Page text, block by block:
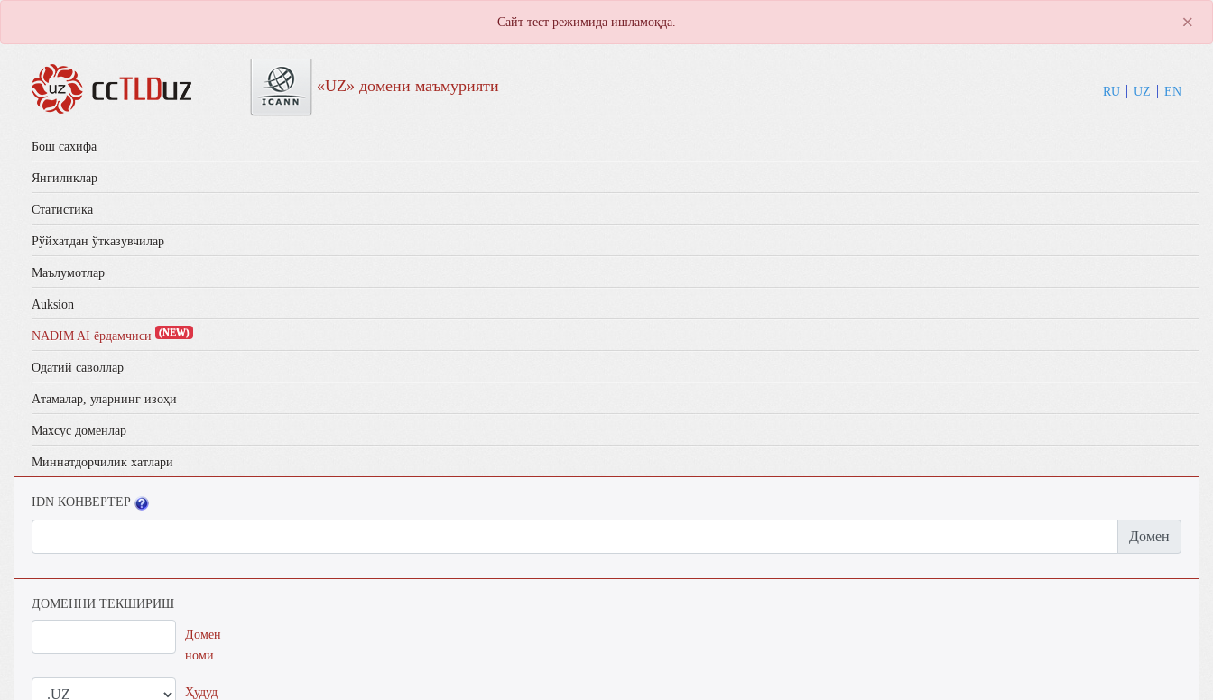
Сайт тест режимида ишламоқда. ×
«UZ» домени маъмурияти RU UZ EN
Бош сахифа
Янгиликлар
Статистика
Рўйхатдан ўтказувчилар
Маълумотлар
Auksion
NADIM AI ёрдамчиси (NEW)
Одатий саволлар
Aтамалар, уларнинг изоҳи
Махсус доменлар
Миннатдорчилик хатлари
IDN КОНВЕРТЕР
Домен
ДОМЕННИ ТЕКШИРИШ
Домен
номи
Ҳудуд